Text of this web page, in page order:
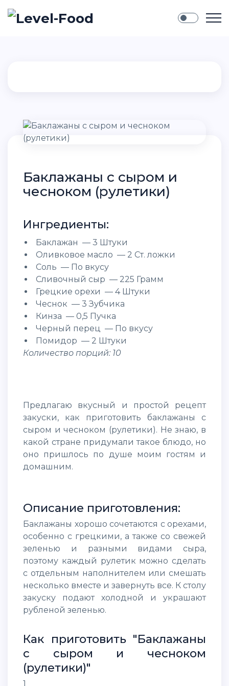
Баклажаны с сыром и
чесноком (рулетики)
Ингредиенты:
Баклажан — 3 Штуки
Оливковое масло — 2 Ст. ложки
Соль — По вкусу
Сливочный сыр — 225 Грамм
Грецкие орехи — 4 Штуки
Чеснок — 3 Зубчика
Кинза — 0,5 Пучка
Черный перец — По вкусу
Помидор — 2 Штуки
Количество порций: 10
Предлагаю вкусный и простой рецепт
закуски, как приготовить баклажаны с
сыром и чесноком (рулетики). Не знаю, в
какой стране придумали такое блюдо, но
оно пришлось по душе моим гостям и
домашним.
Описание приготовления:
Баклажаны хорошо сочетаются с орехами,
особенно с грецкими, а также со свежей
зеленью и разными видами сыра,
поэтому каждый рулетик можно сделать
с отдельным наполнителем или смешать
несколько вместе и завернуть все. К столу
закуску подают холодной и украшают
рубленой зеленью.
Как приготовить "Баклажаны
с сыром и чесноком
(рулетики)"
1